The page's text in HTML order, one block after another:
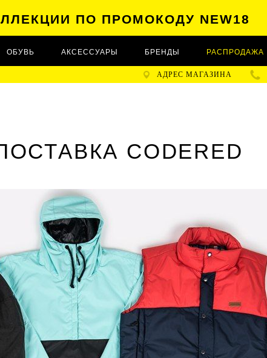
ПО ПРОМОКОДУ NEW18
АДРЕС МАГАЗИНА
ОБУВЬ АКСЕССУАРЫ БРЕНДЫ РАСПРОДАЖА
CODERED